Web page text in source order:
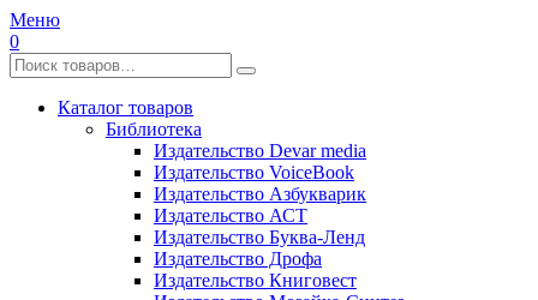
Меню
0
Каталог товаров
Библиотека
Издательство Devar media
Издательство VoiceBook
Издательство Азбукварик
Издательство АСТ
Издательство Буква-Ленд
Издательство Дрофа
Издательство Книговест